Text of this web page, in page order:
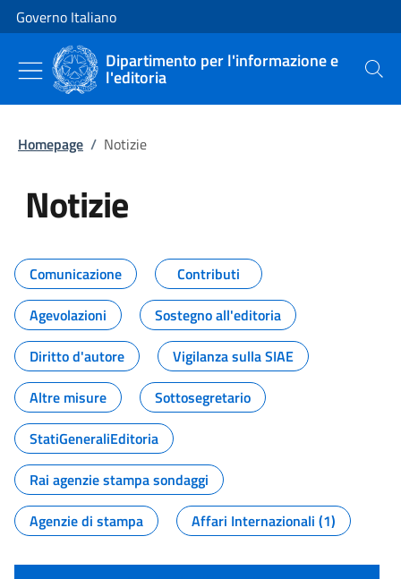
Vai al contenuto
Vai alla navigazione del sito
Governo Italiano
Dipartimento per l'informazione e
l'editoria Cerca
Homepage / Notizie
Notizie
Tutti i contenuti della pagina
Comunicazione
Contributi
Agevolazioni
Sostegno all'editoria
Diritto d'autore
Vigilanza sulla SIAE
Altre misure
Sottosegretario
StatiGeneraliEditoria
Rai agenzie stampa sondaggi
Agenzie di stampa
Affari Internazionali (1)